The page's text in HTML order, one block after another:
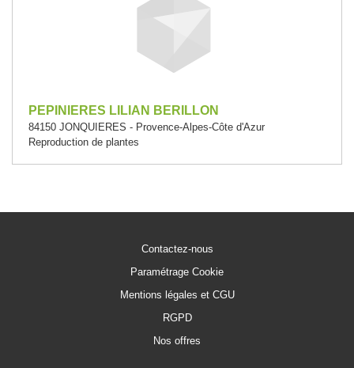
PEPINIERES LILIAN BERILLON
84150 JONQUIERES - Provence-Alpes-Côte d'Azur
Reproduction de plantes
Contactez-nous
Paramétrage Cookie
Mentions légales et CGU
RGPD
Nos offres